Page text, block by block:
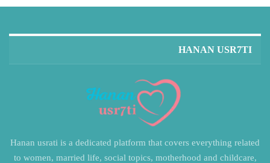
HANAN USR7TI
Hanan usrati is a dedicated platform that covers everything related
to women, married life, social topics, motherhood and childcare,